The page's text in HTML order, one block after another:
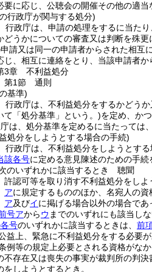
要に応じ、公聴会の開催その他の適
行政庁が関与する処分)
行政庁は、申請の処理をするに当た
どうかについての審査又は判断を殊
請又は同一の申請者からされた相互
じ、相互に連絡をとり、当該申請者
3章
不利益処分
第1節
通則
基準)
行政庁は、不利益処分をするかどう
て「処分基準」という。)を定め、か
は、処分基準を定めるに当たっては
処分をしようとする場合の手続)
行政庁は、不利益処分をしようとする
該各号に定める意見陳述のための手続
のいずれかに該当するとき 聴聞
許認可等を取り消す不利益処分をしよ
アに規定するもののほか、名宛人の
ア及びイに掲げる場合以外の場合であ
号アからウ までのいずれにも該当し
号のいずれかに該当するときは、 前
益上、緊急に不利益処分をする必要が
例等の規定上必要とされる資格がな
不存在又は喪失の事実が裁判所の判
をしようとするとき。